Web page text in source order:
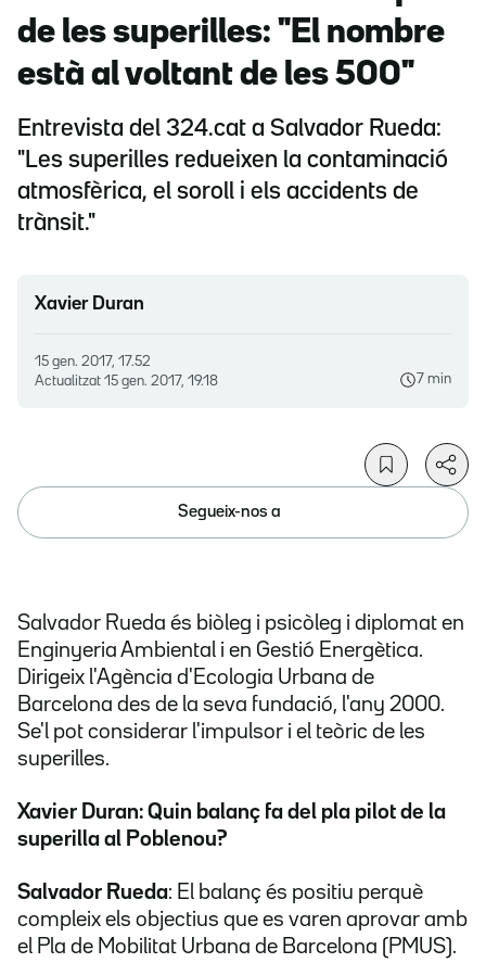
de les superilles: "El nombre
està al voltant de les 500"
Entrevista del 324.cat a Salvador Rueda:
"Les superilles redueixen la contaminació
atmosfèrica, el soroll i els accidents de
trànsit."
Xavier Duran
15 gen. 2017, 17.52
Actualitzat 15 gen. 2017, 19.18 7 min
Segueix-nos a
Salvador Rueda és biòleg i psicòleg i diplomat en
Enginyeria Ambiental i en Gestió Energètica.
Dirigeix l'Agència d'Ecologia Urbana de
Barcelona des de la seva fundació, l'any 2000.
Se'l pot considerar l'impulsor i el teòric de les
superilles.
Xavier Duran: Quin balanç fa del pla pilot de la
superilla al Poblenou?
Salvador Rueda: El balanç és positiu perquè
compleix els objectius que es varen aprovar amb
el Pla de Mobilitat Urbana de Barcelona (PMUS).